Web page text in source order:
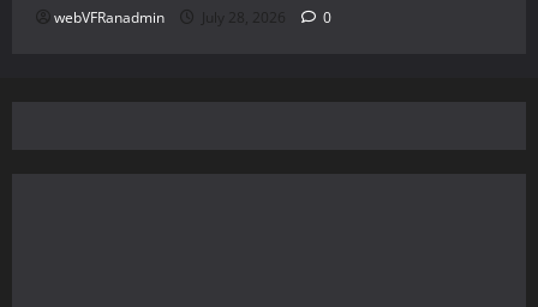
webVFRanadmin July 28, 2026 0